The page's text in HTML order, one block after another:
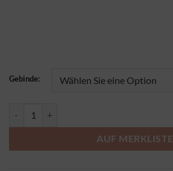
Gebinde:
AUF MERKLISTE